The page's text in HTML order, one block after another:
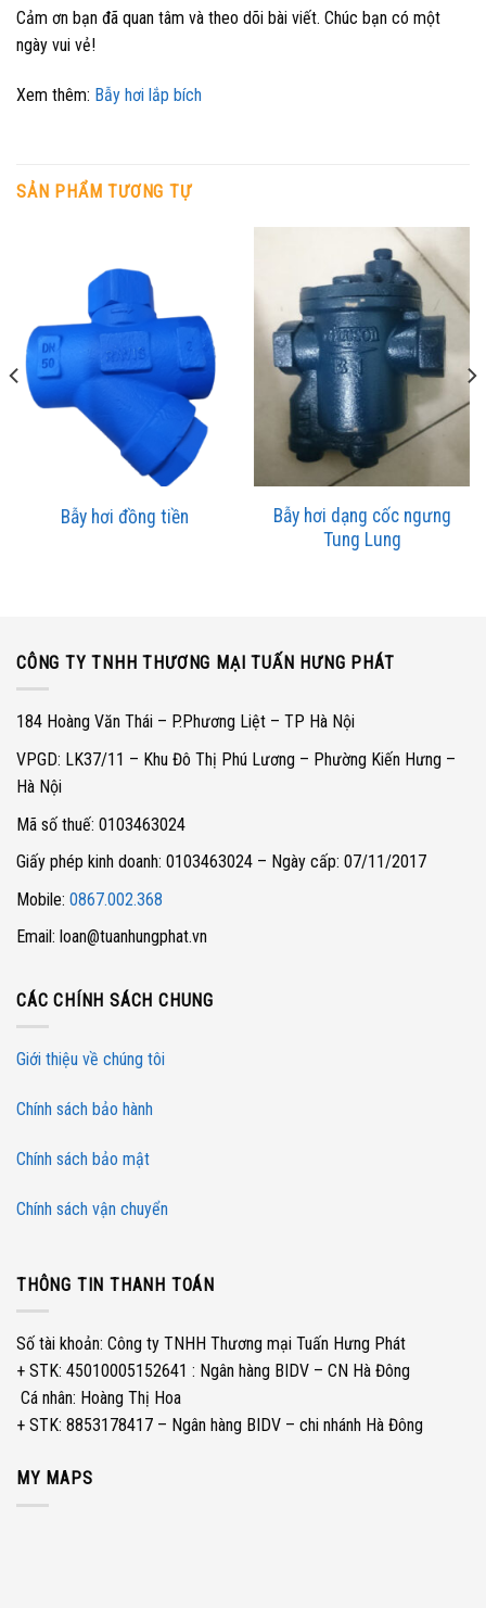
Cảm ơn bạn đã quan tâm và theo dõi bài viết. Chúc bạn có một
ngày vui vẻ!
Xem thêm: Bẫy hơi lắp bích
SẢN PHẨM TƯƠNG TỰ
Bẫy hơi đồng tiền
Bẫy hơi dạng cốc ngưng
Tung Lung
CÔNG TY TNHH THƯƠNG MẠI TUẤN HƯNG PHÁT
184 Hoàng Văn Thái – P.Phương Liệt – TP Hà Nội
VPGD: LK37/11 – Khu Đô Thị Phú Lương – Phường Kiến Hưng –
Hà Nội
Mã số thuế: 0103463024
Giấy phép kinh doanh: 0103463024 – Ngày cấp: 07/11/2017
Mobile: 0867.002.368
Email: loan@tuanhungphat.vn
CÁC CHÍNH SÁCH CHUNG
Giới thiệu về chúng tôi
Chính sách bảo hành
Chính sách bảo mật
Chính sách vận chuyển
THÔNG TIN THANH TOÁN
Số tài khoản: Công ty TNHH Thương mại Tuấn Hưng Phát
+ STK: 45010005152641 : Ngân hàng BIDV – CN Hà Đông
­ Cá nhân: Hoàng Thị Hoa
+ STK: 8853178417 – Ngân hàng BIDV – chi nhánh Hà Đông
MY MAPS